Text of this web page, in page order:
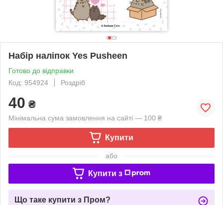
Набір наліпок Yes Pusheen
Готово до відправки
Код: 954924
Роздріб
40 ₴
Мінімальна сума замовлення на сайті — 100 ₴
Купити
або
Купити з
Що таке купити з Пром?